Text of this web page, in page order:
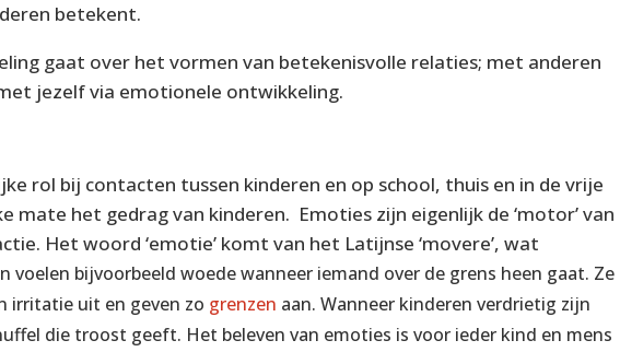
betekent.
gaat over het vormen van betekenisvolle relaties; met anderen
jezelf via emotionele ontwikkeling.
rol bij contacten tussen kinderen en op school, thuis en in de vrije
mate het gedrag van kinderen. Emoties zijn eigenlijk de ‘motor’ van
Het woord ‘emotie’ komt van het Latijnse ‘movere’, wat
voelen bijvoorbeeld woede wanneer iemand over de grens heen gaat. Ze
irritatie uit en geven zo grenzen aan. Wanneer kinderen verdrietig zijn
die troost geeft. Het beleven van emoties is voor ieder kind en mens